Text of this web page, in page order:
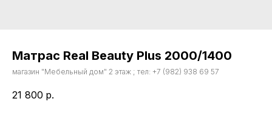
Матрас Real Beauty Plus 2000/1400
магазин "Мебельный дом" 2 этаж ; тел: +7 (982) 938 69 57
21 800 р.